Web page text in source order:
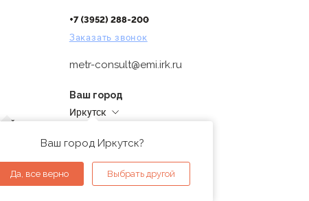
+7 (3952) 288-200
Заказать звонок
metr-consult@emi.irk.ru
Ваш город
Иркутск
Ваш город Иркутск?
Да, все верно Выбрать другой